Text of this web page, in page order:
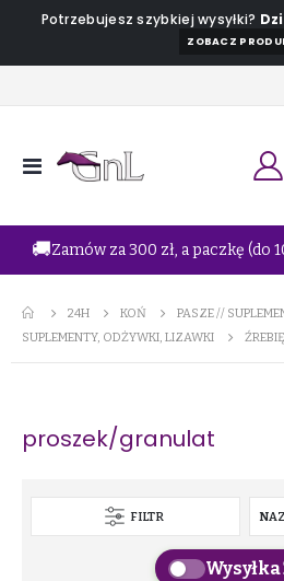
Potrzebujesz szybkiej wysyłki?
ZOBACZ
Przełącznik
🚚Zamów za 300 zł, a paczkę (do
24H KOŃ
PASZE //
SUPLEMENTY, ODŻYWKI, LIZAWKI
proszek/granulat
FILTR